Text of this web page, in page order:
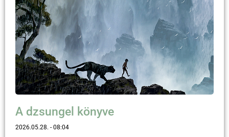
A dzsungel könyve
2026.05.28. 08:04